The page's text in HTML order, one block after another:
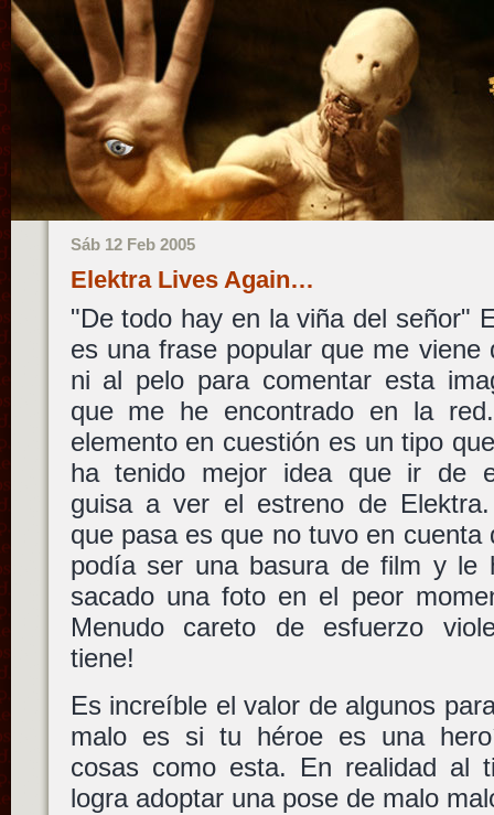
Sáb 12 Feb 2005
Elektra Lives Again…
"De todo hay en la viña del señor"
es una frase popular que me viene
ni al pelo para comentar esta
que me he encontrado en la
elemento en cuestión es un tipo
ha tenido mejor idea que ir de
guisa a ver el estreno de
que pasa es que no tuvo en cuenta
podía ser una basura de film y le
sacado una foto en el peor
Menudo careto de esfuerzo
tiene!
Es increíble el valor de algunos
malo es si tu héroe es una
cosas como esta. En realidad al
logra adoptar una pose de malo